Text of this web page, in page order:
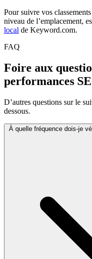
Pour suivre vos
niveau de l’emplacement,
local de Keyword.com.
FAQ
Foire aux
performances
D’autres questions sur le
dessous.
À quelle fréquence dois-je